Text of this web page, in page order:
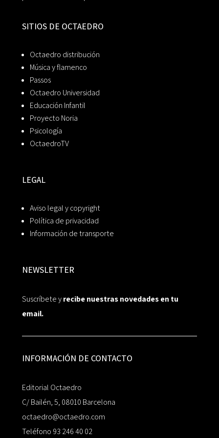
SITIOS DE OCTAEDRO
Octaedro distribución
Música y flamenco
Passos
Octaedro Universidad
Educación Infantil
Proyecto Noria
Psicología
OctaedroTV
LEGAL
Aviso legal y copyright
Política de privacidad
Información de transporte
NEWSLETTER
Suscríbete yrecibe nuestras novedades en tu
email.
INFORMACIÓN DE CONTACTO
Editorial Octaedro
C/ Bailén, 5, 08010 Barcelona
octaedro@octaedro.com
Teléfono 93 246 40 02